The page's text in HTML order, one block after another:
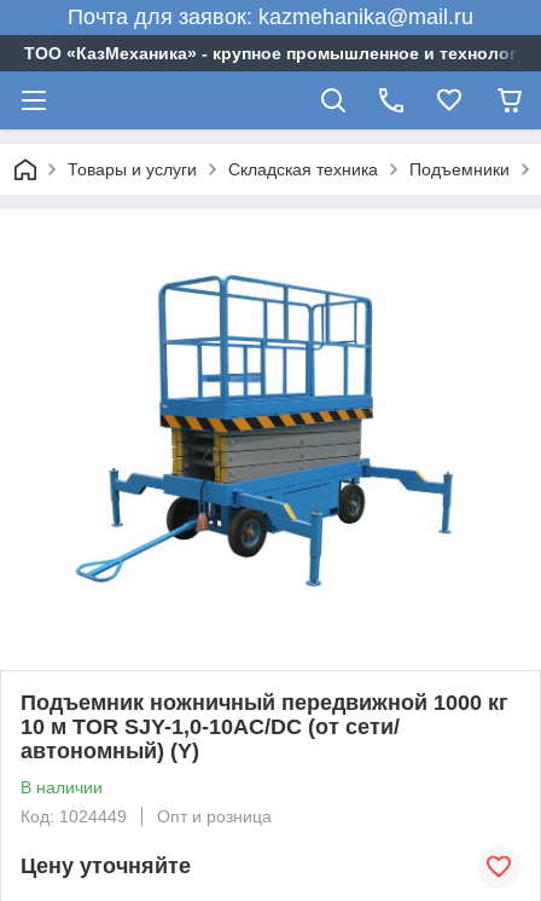
Почта для заявок: kazmehanika@mail.ru
ТОО «‎КазМеханика» - крупное промышленное и
Товары и услуги Складская техника Подъемники
Подъемник ножничный передвижной 1000 кг
10 м TOR SJY-1,0-10AC/DC (от сети/
автономный) (Y)
В наличии
Код: 1024449
Опт и розница
Цену уточняйте